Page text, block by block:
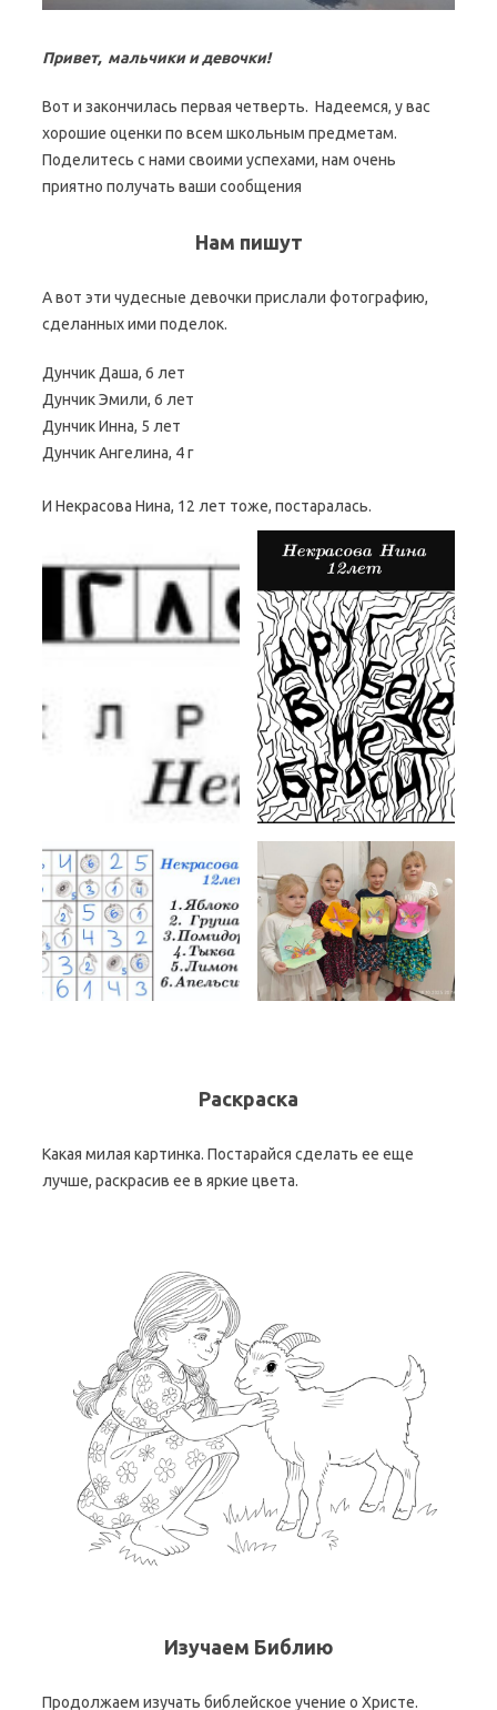
Привет, мальчики и девочки!
Вот и закончилась первая четверть. Надеемся, у вас
хорошие оценки по всем школьным предметам.
Поделитесь с нами своими успехами, нам очень
приятно получать ваши сообщения
Нам пишут
А вот эти чудесные девочки прислали фотографию,
сделанных ими поделок.
Дунчик Даша, 6 лет
Дунчик Эмили, 6 лет
Дунчик Инна, 5 лет
Дунчик Ангелина, 4 г
И Некрасова Нина, 12 лет тоже, постаралась.
Раскраска
Какая милая картинка. Постарайся сделать ее еще
лучше, раскрасив ее в яркие цвета.
Изучаем Библию
Продолжаем изучать библейское учение о Христе.